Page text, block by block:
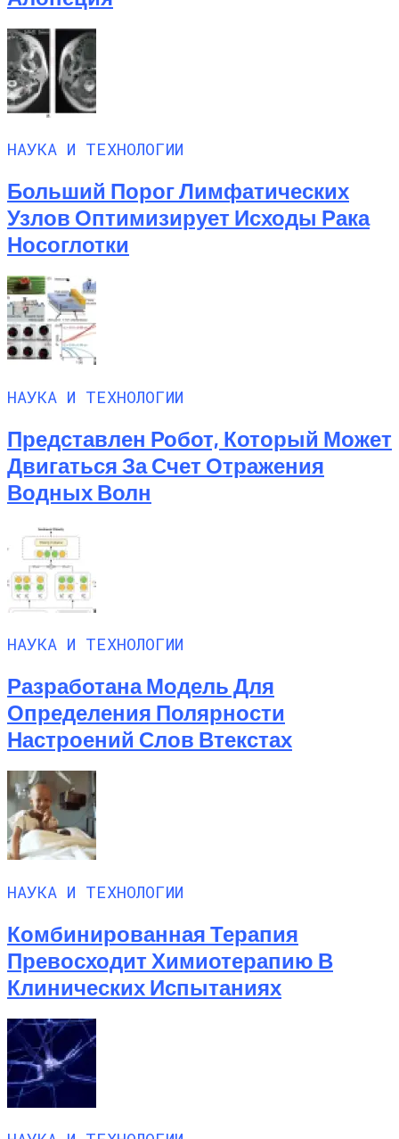
НАУКА И ТЕХНОЛОГИИ
Больший Порог Лимфатических
Узлов Оптимизирует Исходы Рака
Носоглотки
НАУКА И ТЕХНОЛОГИИ
Представлен Робот, Который Может
Двигаться За Счет Отражения
Водных Волн
НАУКА И ТЕХНОЛОГИИ
Разработана Модель Для
Определения Полярности
Настроений Слов Втекстах
НАУКА И ТЕХНОЛОГИИ
Комбинированная Терапия
Превосходит Химиотерапию В
Клинических Испытаниях